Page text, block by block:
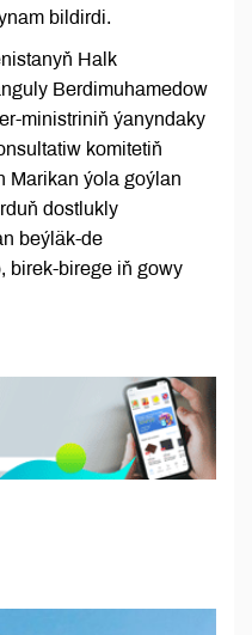
bildirdi.
Halk
Berdimuhamedow
ministriniň ýanyndaky
komitetiň
Marikan ýola goýlan
dostlukly
beýläk-de
birek-birege iň gowy